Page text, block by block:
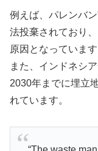
例えば、パレンバ
法投棄されており
原因となっています
また、インドネシ
2030年までに埋立
れています。